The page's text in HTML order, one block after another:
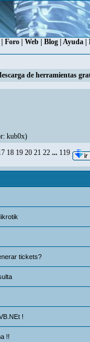
Foro Web Blog Ayuda
de herramientas
kub0x)
18 19 20 21 22 ... 119
tickets?
!
!!